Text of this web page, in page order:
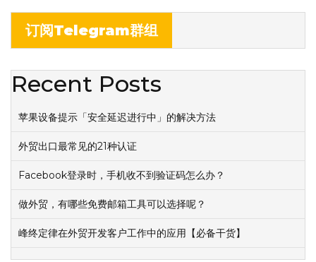
订阅Telegram群组
Recent Posts
苹果设备提示「安全延迟进行中」的解决方法
外贸出口最常见的21种认证
Facebook登录时，手机收不到验证码怎么办？
做外贸，有哪些免费邮箱工具可以选择呢？
峰终定律在外贸开发客户工作中的应用【必备干货】